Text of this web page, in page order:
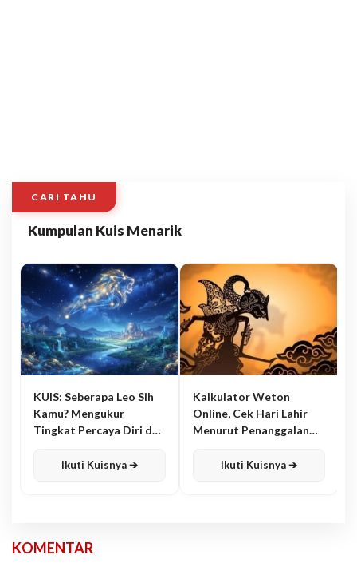
CARI TAHU
Kumpulan Kuis Menarik
KUIS: Seberapa Leo Sih
Kamu? Mengukur
Tingkat Percaya Diri dan
Ikuti Kuisnya ➔
Kalkulator Weton
Online, Cek Hari Lahir
Menurut Penanggalan
Ikuti Kuisnya ➔
KOMENTAR